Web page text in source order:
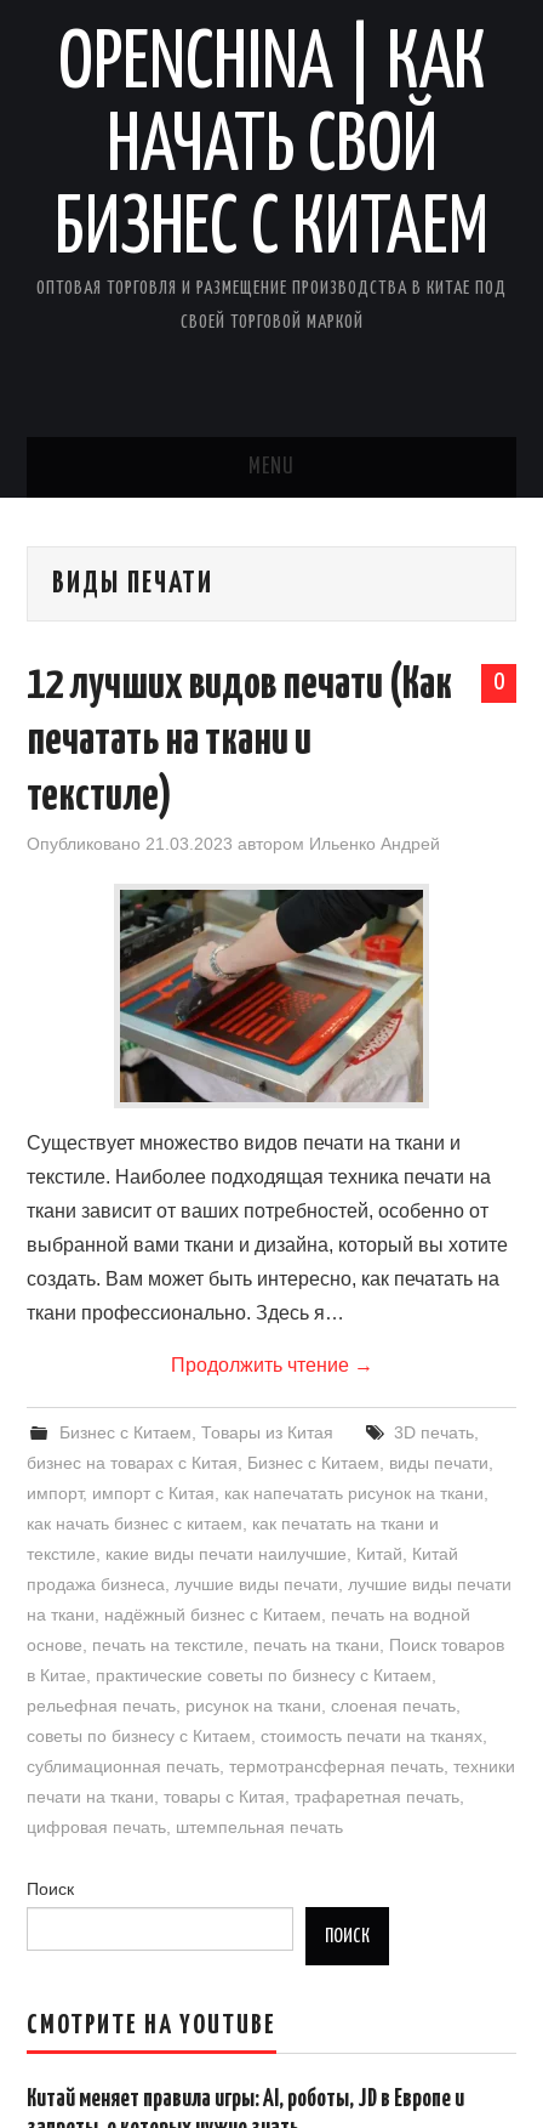
OPENCHINA | КАК
НАЧАТЬ СВОЙ
БИЗНЕС С КИТАЕМ
ОПТОВАЯ ТОРГОВЛЯ И РАЗМЕЩЕНИЕ ПРОИЗВОДСТВА В КИТАЕ ПОД
СВОЕЙ ТОРГОВОЙ МАРКОЙ
MENU
КАЛЕНДАРЬ ВЫСТАВОК В КИТАЕ
КЛУБ ИМПОРТЕРОВ
УСЛУГИ ПО БИЗНЕСУ С КИТАЕМ |
OPENCHINA
ТОВАРЫ ИЗ КИТАЯ
КОНТАКТЫ
ВИДЫ ПЕЧАТИ
0
12 лучших видов печати (Как
печатать на ткани и
текстиле)
Опубликовано 21.03.2023 автором Ильенко Андрей
Существует множество видов печати на ткани и
текстиле. Наиболее подходящая техника печати на
ткани зависит от ваших потребностей, особенно от
выбранной вами ткани и дизайна, который вы хотите
создать. Вам может быть интересно, как печатать на
ткани профессионально. Здесь я…
Продолжить чтение →
Бизнес с Китаем Товары из Китая 3D печать,
бизнес на товарах с Китая
Бизнес с Китаем виды печати
импорт, импорт с Китая как напечатать рисунок на ткани
как начать бизнес с китаем
как печатать на ткани и
текстиле
какие виды печати наилучшие Китай
Китай
продажа бизнеса
лучшие виды печати
лучшие виды печати
на ткани
надёжный бизнес с Китаем
печать на водной
основе
печать на текстиле печать на ткани
Поиск товаров
в Китае
практические советы по бизнесу с Китаем
рельефная печать рисунок на ткани ,слоеная печать
советы по бизнесу с Китаем ,стоимость печати на тканях
сублимационная печать ,термотрансферная печать ,техники
печати на ткани ,товары с Китая ,трафаретная печать
цифровая печать штемпельная печать
Поиск
ПОИСК
СМОТРИТЕ НА YOUTUBE
Китай меняет правила игры: AI, роботы, JD в Европе и